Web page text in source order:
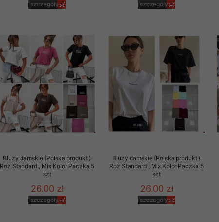
szczegóły szczegóły
Bluzy damskie (Polska produkt )
Roz Standard , Mix Kolor Paczka 5
szt
26.00 zł
szczegóły
Bluzy damskie (Polska produkt )
Roz Standard , Mix Kolor Paczka 5
szt
26.00 zł
szczegóły